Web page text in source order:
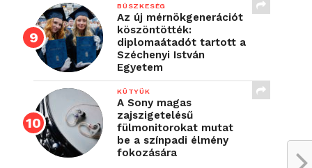
BÜSZKESÉG
Az új mérnökgenerációt
köszöntötték:
diplomaátadót tartott a
Széchenyi István
Egyetem
KÜTYÜK
A Sony magas
zajszigetelésű
fülmonitorokat mutat
be a színpadi élmény
fokozására